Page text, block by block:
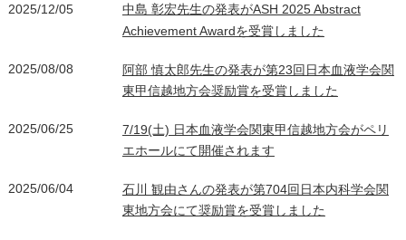
2025/12/05
中島 彰宏先生の発表がASH 2025 Abstract
Achievement Awardを受賞しました
2025/08/08
阿部 慎太郎先生の発表が第23回日本血液学会関
東甲信越地方会奨励賞を受賞しました
2025/06/25
7/19(土) 日本血液学会関東甲信越地方会がペリ
エホールにて開催されます
2025/06/04
石川 観由さんの発表が第704回日本内科学会関
東地方会にて奨励賞を受賞しました